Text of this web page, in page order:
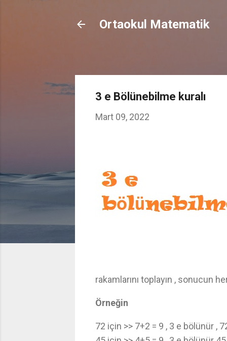
Ortaokul Matematik
3 e Bölünebilme kuralı
Mart 09, 2022
rakamlarını toplayın , sonucun
Örneğin
72 için >> 7+2 = 9 , 3 e bölünür ,